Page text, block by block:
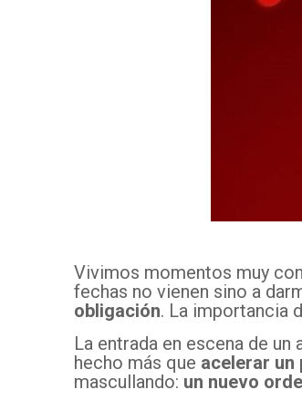
Vivimos momentos muy
fechas no vienen sino a
obligación. La importancia
La entrada en escena de
hecho más que acelerar
mascullando: un nuevo